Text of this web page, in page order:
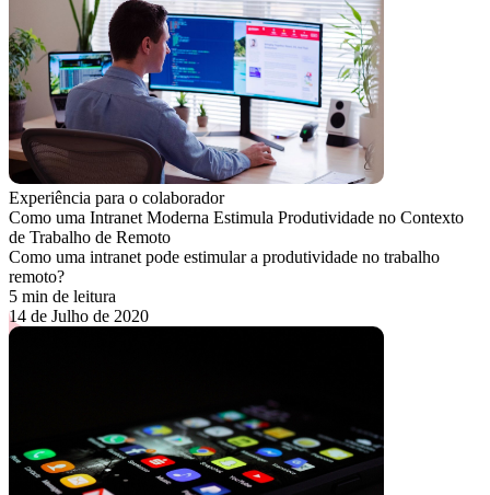
Experiência para o colaborador
Como uma Intranet Moderna Estimula Produtividade no Contexto
de Trabalho de Remoto
Como uma intranet pode estimular a produtividade no trabalho
remoto?
5 min de leitura
14 de Julho de 2020